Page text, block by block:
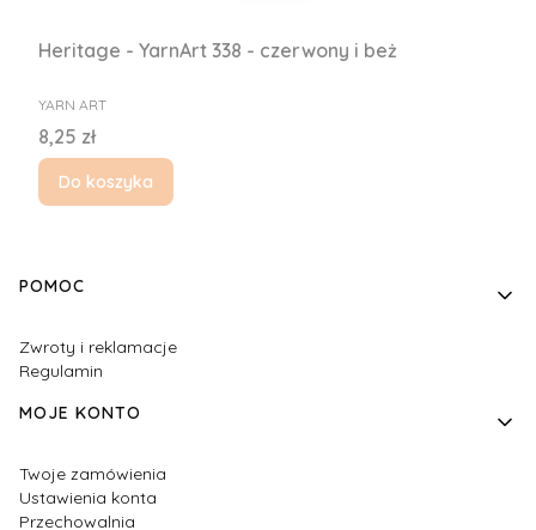
Heritage - YarnArt 338 - czerwony i beż
PRODUCENT
YARN ART
Cena
8,25 zł
Do koszyka
Linki w stopce
POMOC
Zwroty i reklamacje
Regulamin
MOJE KONTO
Twoje zamówienia
Ustawienia konta
Przechowalnia